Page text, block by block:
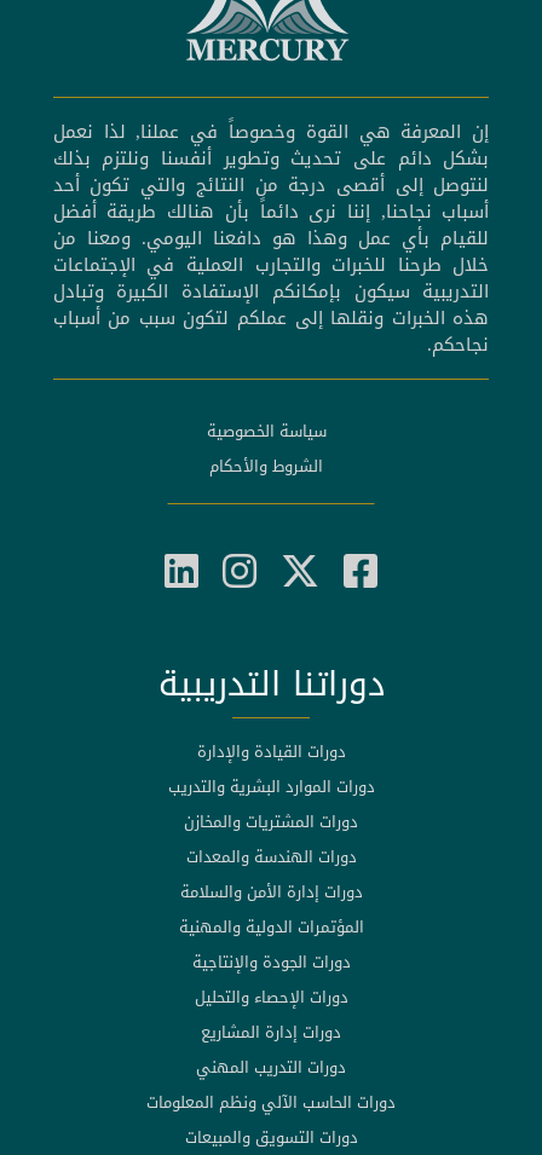
إن المعرفة هي القوة وخصوصاً في عملنا, لذا نعمل
بشكل دائم على تحديث وتطوير أنفسنا ونلتزم بذلك
لنتوصل إلى أقصى درجة من النتائج والتي تكون أحد
أسباب نجاحنا, إننا نرى دائماً بأن هنالك طريقة أفضل
للقيام بأي عمل وهذا هو دافعنا اليومي. ومعنا من
خلال طرحنا للخبرات والتجارب العملية في الإجتماعات
التدريبية سيكون بإمكانكم الإستفادة الكبيرة وتبادل
هذه الخبرات ونقلها إلى عملكم لتكون سبب من أسباب
نجاحكم.
سياسة الخصوصية
الشروط والأحكام
دوراتنا التدريبية
دورات القيادة والإدارة
دورات الموارد البشرية والتدريب
دورات المشتريات والمخازن
دورات الهندسة والمعدات
دورات إدارة الأمن والسلامة
المؤتمرات الدولية والمهنية
دورات الجودة والإنتاجية
دورات الإحصاء والتحليل
دورات إدارة المشاريع
دورات التدريب المهني
دورات الحاسب الآلي ونظم المعلومات
دورات التسويق والمبيعات